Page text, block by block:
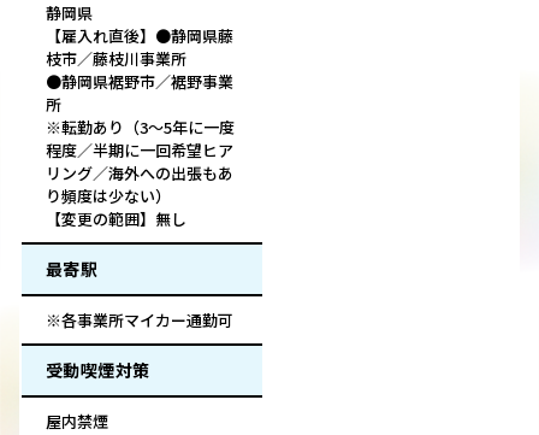
静岡県
【雇入れ直後】●静岡県藤
枝市／藤枝川事業所
●静岡県裾野市／裾野事業
所
※転勤あり（3～5年に一度
程度／半期に一回希望ヒア
リング／海外への出張もあ
り頻度は少ない）
【変更の範囲】無し
最寄駅
※各事業所マイカー通勤可
受動喫煙対策
屋内禁煙